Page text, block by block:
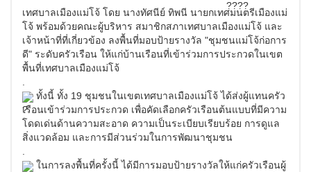
เทศบาลเมืองแม่โจ้ โดย นางทัศนีย์ ทิพนี นายกเทศมนตรีเมืองแม่
โจ้ พร้อมด้วยคณะผู้บริหาร สมาชิกสภาเทศบาลเมืองแม่โจ้ และ
เจ้าหน้าที่ที่เกี่ยวข้อง ลงพื้นที่มอบป้ายรางวัล "ชุมชนแม่โจ้ก่อการ
ดี" ระดับครัวเรือน ให้แก่บ้านเรือนที่เข้าร่วมการประกวดในเขต
พื้นที่เทศบาลเมืองแม่โจ้
.
ทั้งนี้ ทั้ง 19 ชุมชนในเขตเทศบาลเมืองแม่โจ้ ได้ส่งผู้แทนครัว
เรือนเข้าร่วมการประกวด เพื่อคัดเลือกครัวเรือนต้นแบบที่มีความ
โดดเด่นด้านความสะอาด ความเป็นระเบียบเรียบร้อย การดูแล
สิ่งแวดล้อม และการมีส่วนร่วมในการพัฒนาชุมชน
.
ในการลงพื้นที่ครั้งนี้ ได้มีการมอบป้ายรางวัลให้แก่ครัวเรือนผู้